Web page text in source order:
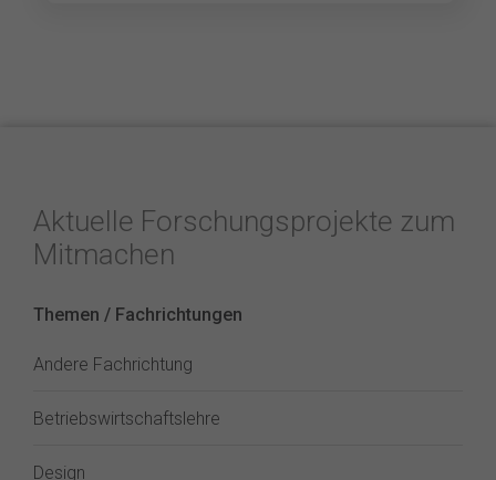
Aktuelle Forschungsprojekte zum
Mitmachen
Themen / Fachrichtungen
Andere Fachrichtung
Betriebswirtschaftslehre
Design